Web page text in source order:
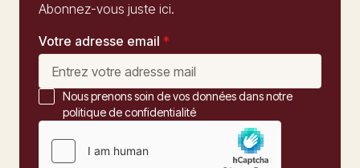
Abonnez-vous juste ici.
Votre adresse email *
Nous prenons soin de vos données dans notre
politique de confidentialité